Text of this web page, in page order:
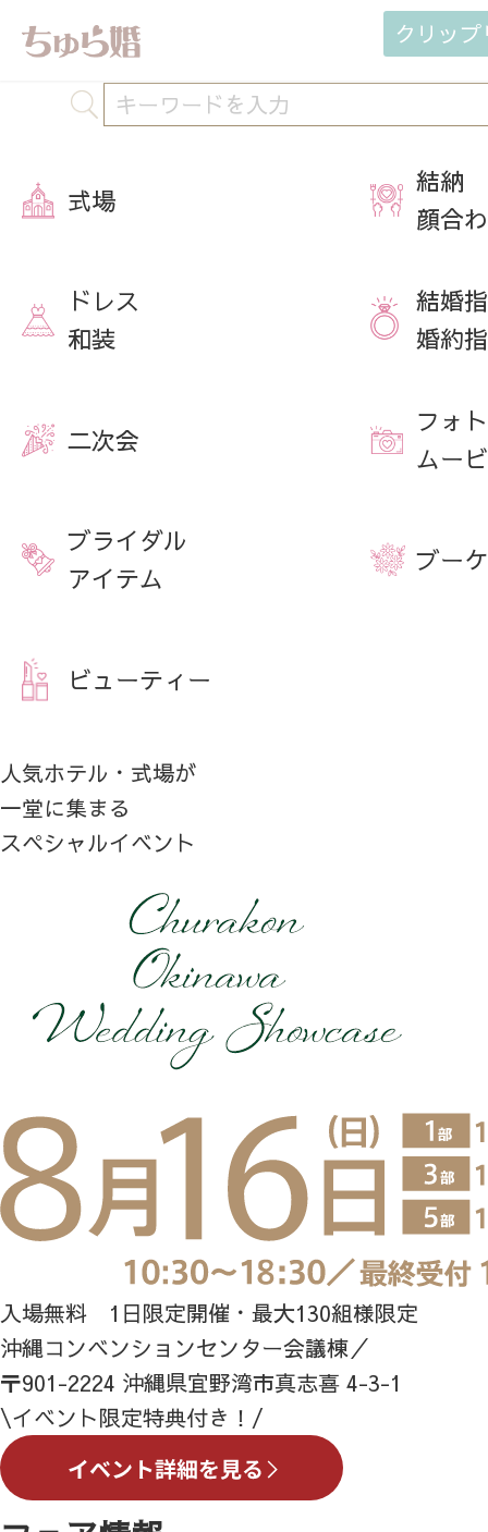
クリッ
式場
結納
顔合
ドレス
和装
結婚
婚約
二次会
フォト
ムー
ブライダル
アイテム
ブーケ
ビューティー
人気ホテル・式場が
一堂に集まる
スペシャルイベント
入場無料 1日限定開催・最大130組様限定
沖縄コンベンションセンター会議棟／
〒901-2224 沖縄県宜野湾市真志喜 4-3-1
\イベント限定特典付き！/